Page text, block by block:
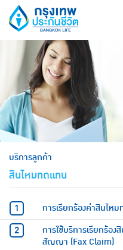
บริการลูกค้า
สินไหมทดแทน
การเรียกร้องค่าสินไห
การใช้บริการเรียกร้อ
สัญญา (Fax Claim)